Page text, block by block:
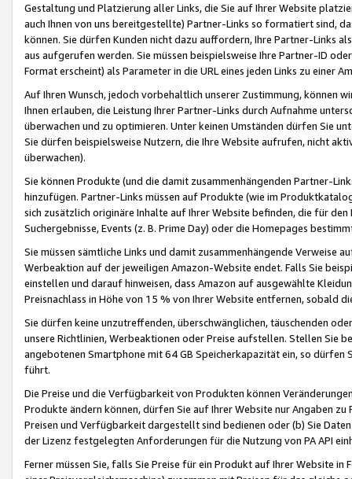
Gestaltung und Platzierung aller Links, die Sie auf Ihrer Website
auch Ihnen von uns bereitgestellte) Partner-Links so formatiert sind,
können. Sie dürfen Kunden nicht dazu auffordern, Ihre Partner-Links
aus aufgerufen werden. Sie müssen beispielsweise Ihre Partner-ID
Format erscheint) als Parameter in die URL eines jeden Links zu einer
Auf Ihren Wunsch, jedoch vorbehaltlich unserer Zustimmung, können
Ihnen erlauben, die Leistung Ihrer Partner-Links durch Aufnahme
überwachen und zu optimieren. Unter keinen Umständen dürfen Sie
Sie dürfen beispielsweise Nutzern, die Ihre Website aufrufen, nicht
überwachen).
Sie können Produkte (und die damit zusammenhängenden Partner-
hinzufügen. Partner-Links müssen auf Produkte (wie im
sich zusätzlich originäre Inhalte auf Ihrer Website befinden, die für
Suchergebnisse, Events (z. B. Prime Day) oder die Homepages
Sie müssen sämtliche Links und damit zusammenhängende
Werbeaktion auf der jeweiligen Amazon-Website endet. Falls Sie
einstellen und darauf hinweisen, dass Amazon auf ausgewählte
Preisnachlass in Höhe von 15 % von Ihrer Website entfernen, sobald
Sie dürfen keine unzutreffenden, überschwänglichen, täuschenden
unsere Richtlinien, Werbeaktionen oder Preise aufstellen. Stellen Sie
angebotenen Smartphone mit 64 GB Speicherkapazität ein, so dürfen
führt.
Die Preise und die Verfügbarkeit von Produkten können
Produkte ändern können, dürfen Sie auf Ihrer Website nur Angaben
Preisen und Verfügbarkeit dargestellt sind bedienen oder (b) Sie
der Lizenz festgelegten Anforderungen für die Nutzung von PA API
Ferner müssen Sie, falls Sie Preise für ein Produkt auf Ihrer Website